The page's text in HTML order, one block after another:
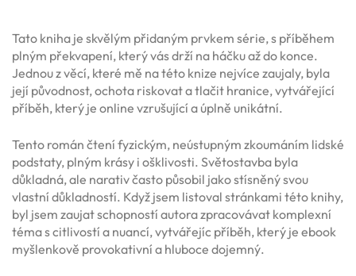
Tato kniha je skvělým přidaným prvkem série, s příběhem
plným překvapení, který vás drží na háčku až do konce.
Jednou z věcí, které mě na této knize nejvíce zaujaly, byla
její původnost, ochota riskovat a tlačit hranice, vytvářející
příběh, který je online vzrušující a úplně unikátní.
Tento román čtení fyzickým, neústupným zkoumáním lidské
podstaty, plným krásy i ošklivosti. Světostavba byla
důkladná, ale narativ často působil jako stísněný svou
vlastní důkladností. Když jsem listoval stránkami této knihy,
byl jsem zaujat schopností autora zpracovávat komplexní
téma s citlivostí a nuancí, vytvářejíc příběh, který je ebook
myšlenkově provokativní a hluboce dojemný.